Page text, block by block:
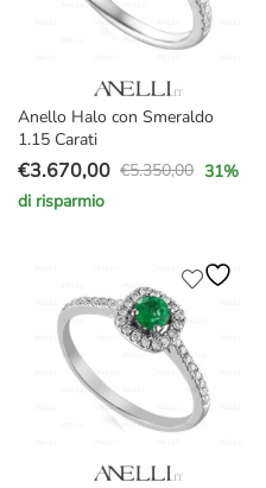
Anello Halo con Smeraldo
1.15 Carati
€5.350,00
Il
prezzo
€5.350,00.
€3.670,00
Il
prezzo
€3.670,00.
31%
di risparmio